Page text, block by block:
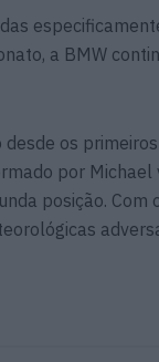
a BMW
os primeiros
por Michael
posição. Com